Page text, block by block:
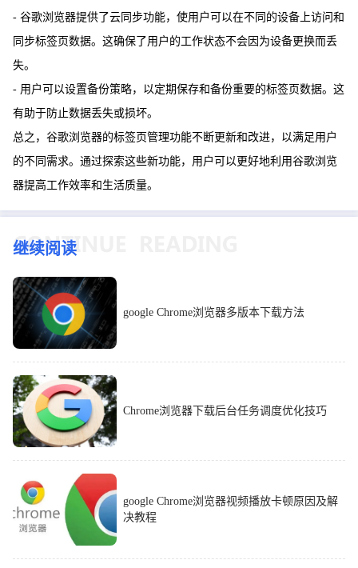
- 谷歌浏览器提供了云同步功能，使用户可以在不同的设备上访问和
同步标签页数据。这确保了用户的工作状态不会因为设备更换而丢
失。
- 用户可以设置备份策略，以定期保存和备份重要的标签页数据。这
有助于防止数据丢失或损坏。
总之，谷歌浏览器的标签页管理功能不断更新和改进，以满足用户
的不同需求。通过探索这些新功能，用户可以更好地利用谷歌浏览
器提高工作效率和生活质量。
继续阅读
google Chrome浏览器多版本下载方法
Chrome浏览器下载后台任务调度优化技巧
google Chrome浏览器视频播放卡顿原因及解
决教程